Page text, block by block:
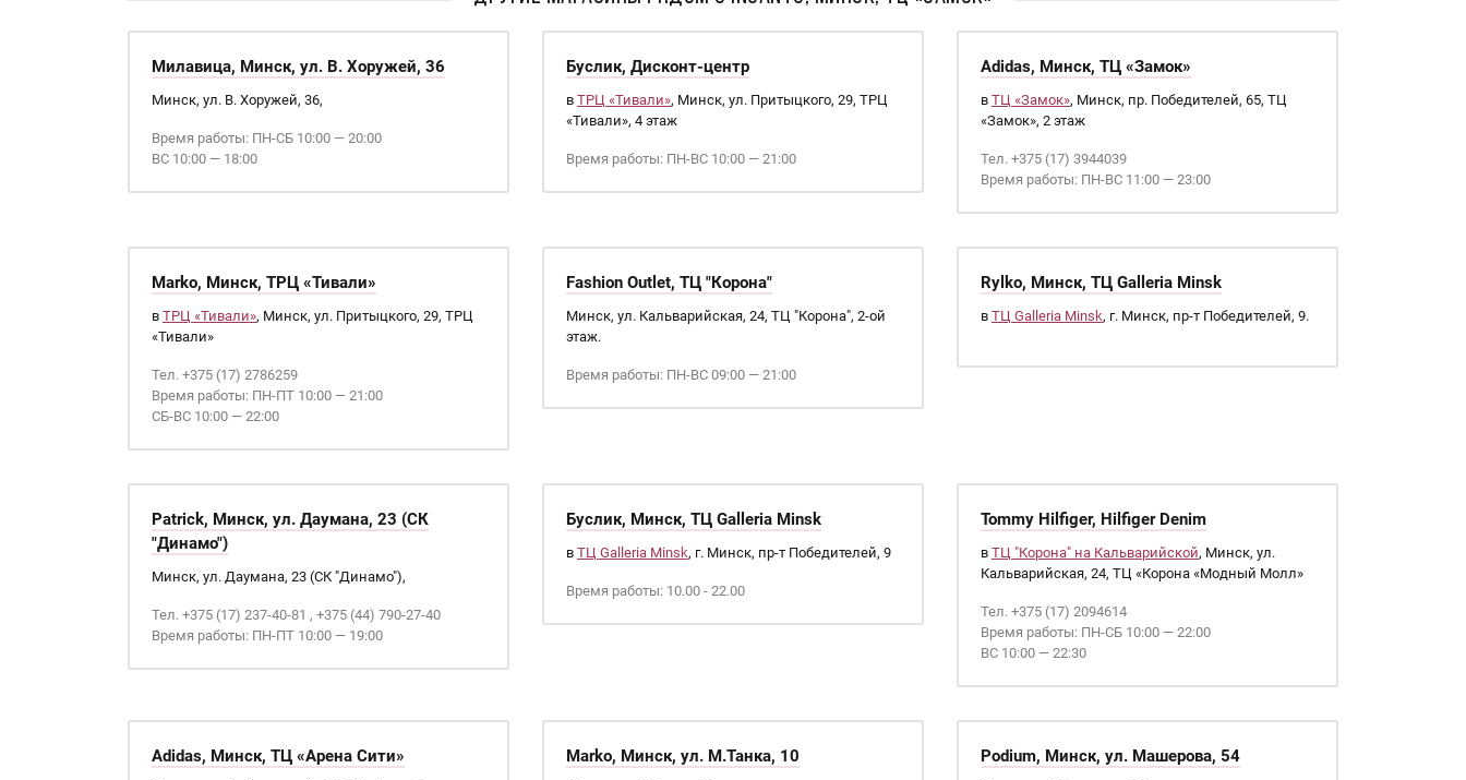
Милавица, Минск, ул. В. Хоружей, 36
Минск, ул. В. Хоружей, 36,
Время работы: ПН-СБ 10:00 — 20:00
ВС 10:00 — 18:00
Буслик, Дисконт-центр
в ТРЦ «Тивали», Минск, ул. Притыцкого, 29, ТРЦ
«Тивали», 4 этаж
Время работы: ПН-ВС 10:00 — 21:00
Adidas, Минск, ТЦ «Замок»
в ТЦ «Замок», Минск, пр. Победителей, 65, ТЦ
«Замок», 2 этаж
Тел. +375 (17) 3944039
Время работы: ПН-ВС 11:00 — 23:00
Marko, Минск, ТРЦ «Тивали»
в ТРЦ «Тивали», Минск, ул. Притыцкого, 29, ТРЦ
«Тивали»
Тел. +375 (17) 2786259
Время работы: ПН-ПТ 10:00 — 21:00
СБ-ВС 10:00 — 22:00
Fashion Outlet, ТЦ "Корона"
Минск, ул. Кальварийская, 24, ТЦ "Корона", 2-ой
этаж.
Время работы: ПН-ВС 09:00 — 21:00
Rylko, Минск, ТЦ Galleria Minsk
в ТЦ Galleria Minsk, г. Минск, пр-т Победителей, 9.
Patrick, Минск, ул. Даумана, 23 (СК
"Динамо")
Минск, ул. Даумана, 23 (СК "Динамо"),
Тел. +375 (17) 237-40-81 , +375 (44) 790-27-40
Время работы: ПН-ПТ 10:00 — 19:00
Буслик, Минск, ТЦ Galleria Minsk
в ТЦ Galleria Minsk, г. Минск, пр-т Победителей, 9
Время работы: 10.00 - 22.00
Tommy Hilfiger, Hilfiger Denim
в ТЦ "Корона" на Кальварийской, Минск, ул.
Кальварийская, 24, ТЦ «Корона «Модный Молл»
Тел. +375 (17) 2094614
Время работы: ПН-СБ 10:00 — 22:00
ВС 10:00 — 22:30
Adidas, Минск, ТЦ «Арена Сити» Marko, Минск, ул. М.Танка, 10 Podium, Минск, ул. Машерова, 54